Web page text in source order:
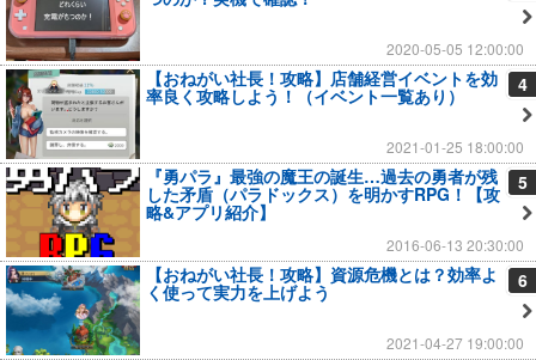
2020-05-05 12:00:00
4
【おねがい社長！攻略】店舗経営イベントを効
率良く攻略しよう！（イベント一覧あり）
2021-01-25 18:00:00
5
『勇パラ』最強の魔王の誕生…過去の勇者が残
した矛盾（パラドックス）を明かすRPG！【攻
略&アプリ紹介】
2016-06-13 20:30:00
6
【おねがい社長！攻略】資源危機とは？効率よ
く使って実力を上げよう
2021-04-27 19:00:00